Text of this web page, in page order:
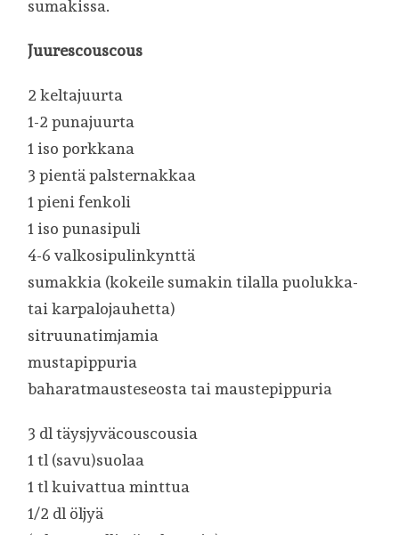
sumakissa.
Juurescouscous
2 keltajuurta
1-2 punajuurta
1 iso porkkana
3 pientä palsternakkaa
1 pieni fenkoli
1 iso punasipuli
4-6 valkosipulinkynttä
sumakkia (kokeile sumakin tilalla puolukka-
tai karpalojauhetta)
sitruunatimjamia
mustapippuria
baharatmausteseosta tai maustepippuria
3 dl täysjyväcouscousia
1 tl (savu)suolaa
1 tl kuivattua minttua
1/2 dl öljyä